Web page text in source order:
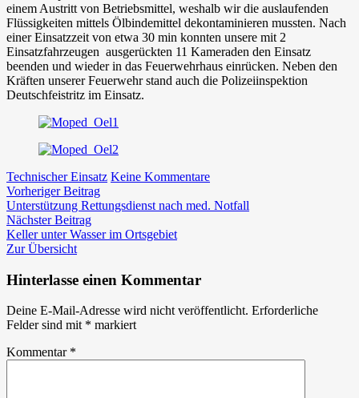
verursachte
Ölbindearbeiten
einem Austritt von Betriebsmittel, weshalb wir die auslaufenden
Flüssigkeiten mittels Ölbindemittel dekontaminieren mussten. Nach
einer Einsatzzeit von etwa 30 min konnten unsere mit 2
Einsatzfahrzeugen ausgerückten 11 Kameraden den Einsatz
beenden und wieder in das Feuerwehrhaus einrücken. Neben den
Kräften unserer Feuerwehr stand auch die Polizeiinspektion
Deutschfeistritz im Einsatz.
Technischer Einsatz Keine Kommentarezu
Defekt
Beitragsnavigation
Vorheriger BeitragVorheriger
Beitrag:
Unterstützung Rettungsdienst nach med. Notfall
Nächster BeitragNächster
Beitrag:
Keller unter Wasser im Ortsgebiet
Zur Übersicht
Hinterlasse einen Kommentar
Deine E-Mail-Adresse wird nicht veröffentlicht. Erforderliche
Felder sind mit * markiert
Kommentar *